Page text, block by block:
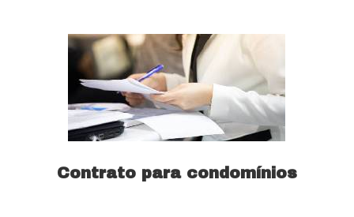
Contrato para condomínios